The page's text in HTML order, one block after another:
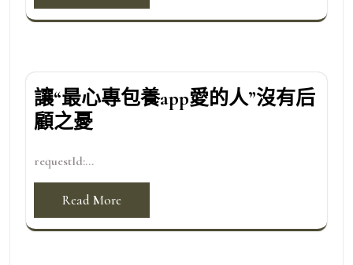
讓“最心專包養app愛的人”沒有后
顧之憂
requestId:...
Read More